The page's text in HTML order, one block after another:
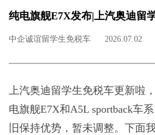
纯电旗舰E7X发布|上汽奥迪留
中企诚谊留学生免税车 2026.07.02
上汽奥迪留学生免税车更新啦
电旗舰E7X和A5L sportback车
旧保持优势，暂未调整。下面